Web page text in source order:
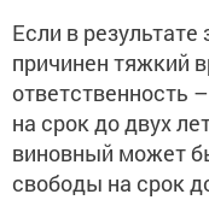
Если в
причинен тяжкий
ответственность
на срок до двух
виновный может
свободы на срок